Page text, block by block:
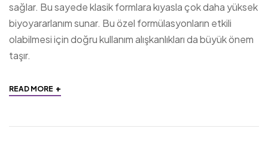
sağlar. Bu sayede klasik formlara kıyasla çok daha yüksek
biyoyararlanım sunar. Bu özel formülasyonların etkili
olabilmesi için doğru kullanım alışkanlıkları da büyük önem
taşır.
READ MORE +